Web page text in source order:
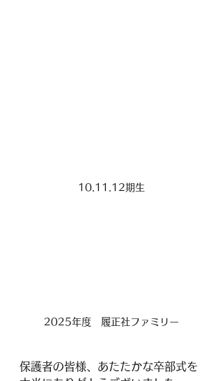
10.11.12期生
2025年度　履正社ファミリー
保護者の皆様、あたたかな卒部式を